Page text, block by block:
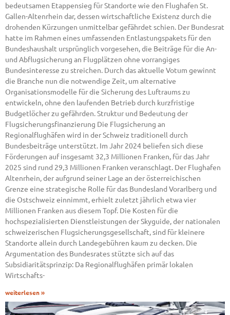
bedeutsamen Etappensieg für Standorte wie den Flughafen St.
Gallen-Altenrhein dar, dessen wirtschaftliche Existenz durch die
drohenden Kürzungen unmittelbar gefährdet schien. Der Bundesrat
hatte im Rahmen eines umfassenden Entlastungspakets für den
Bundeshaushalt ursprünglich vorgesehen, die Beiträge für die An-
und Abflugsicherung an Flugplätzen ohne vorrangiges
Bundesinteresse zu streichen. Durch das aktuelle Votum gewinnt
die Branche nun die notwendige Zeit, um alternative
Organisationsmodelle für die Sicherung des Luftraums zu
entwickeln, ohne den laufenden Betrieb durch kurzfristige
Budgetlöcher zu gefährden. Struktur und Bedeutung der
Flugsicherungsfinanzierung Die Flugsicherung an
Regionalflughäfen wird in der Schweiz traditionell durch
Bundesbeiträge unterstützt. Im Jahr 2024 beliefen sich diese
Förderungen auf insgesamt 32,3 Millionen Franken, für das Jahr
2025 sind rund 29,3 Millionen Franken veranschlagt. Der Flughafen
Altenrhein, der aufgrund seiner Lage an der österreichischen
Grenze eine strategische Rolle für das Bundesland Vorarlberg und
die Ostschweiz einnimmt, erhielt zuletzt jährlich etwa vier
Millionen Franken aus diesem Topf. Die Kosten für die
hochspezialisierten Dienstleistungen der Skyguide, der nationalen
schweizerischen Flugsicherungsgesellschaft, sind für kleinere
Standorte allein durch Landegebühren kaum zu decken. Die
Argumentation des Bundesrates stützte sich auf das
Subsidiaritätsprinzip: Da Regionalflughäfen primär lokalen
Wirtschafts-
weiterlesen »